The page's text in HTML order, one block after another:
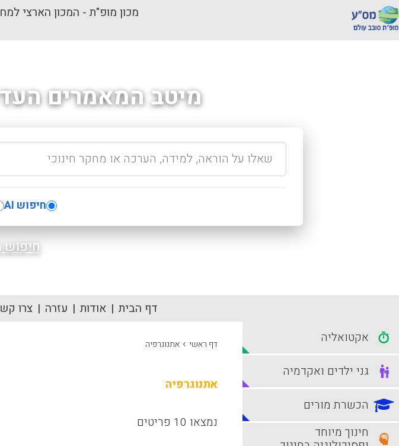
מכון מופ"ת - המכון הארצי
מיטב המאמרים
חיפוש AI
דף הבית אודות עזרה צרו
דף ראשי › אתנוגרפיה
אתנוגרפיה
נמצאו 10 פריטים
אקטואליה
גני ילדים ואקדמיה
הכשרת מורים
חינוך מיוחד